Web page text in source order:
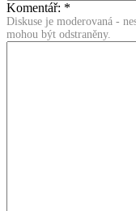
Komentář: *
Diskuse je moderovaná -
mohou být odstraněny.